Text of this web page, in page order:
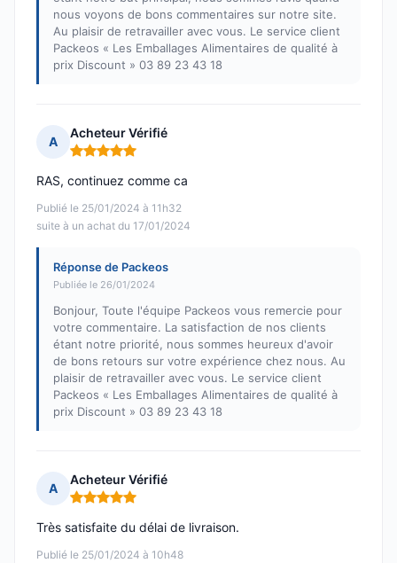
nous voyons de bons commentaires sur notre site.
Au plaisir de retravailler avec vous. Le service client
Packeos « Les Emballages Alimentaires de qualité à
prix Discount » 03 89 23 43 18
A
Acheteur Vérifié
Note : 5 sur 5
Publié le 25/01/2024 à 11h32
suite à un achat du 17/01/2024
RAS, continuez comme ca
Réponse de Packeos
Publiée le 26/01/2024
Bonjour, Toute l'équipe Packeos vous remercie pour
votre commentaire. La satisfaction de nos clients
étant notre priorité, nous sommes heureux d'avoir
de bons retours sur votre expérience chez nous. Au
plaisir de retravailler avec vous. Le service client
Packeos « Les Emballages Alimentaires de qualité à
prix Discount » 03 89 23 43 18
A
Acheteur Vérifié
Note : 5 sur 5
Publié le 25/01/2024 à 10h48
Très satisfaite du délai de livraison.